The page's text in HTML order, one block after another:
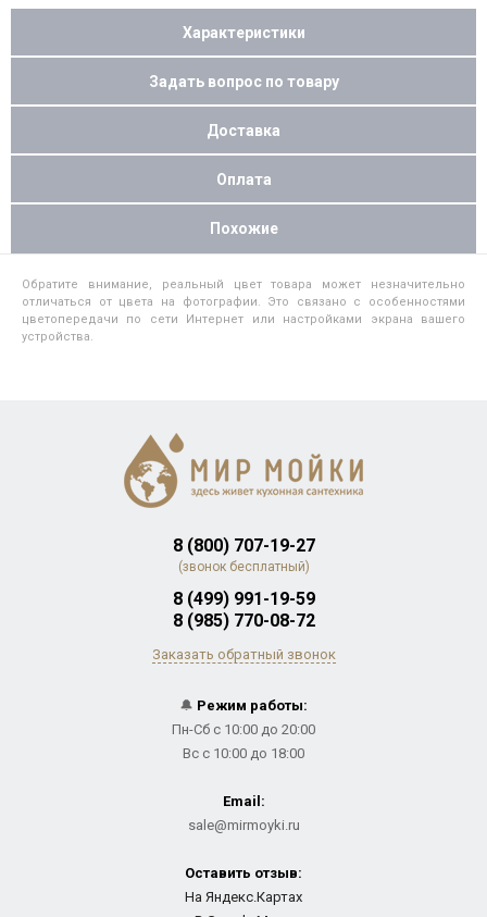
Характеристики
Задать вопрос по товару
Доставка
Оплата
Похожие
Обратите внимание, реальный цвет товара может незначительно
отличаться от цвета на фотографии. Это связано с особенностями
цветопередачи по сети Интернет или настройками экрана вашего
устройства.
8 (800) 707-19-27
(звонок бесплатный)
8 (499) 991-19-59
8 (985) 770-08-72
Заказать обратный звонок
🔔 Режим работы:
Пн-Сб с 10:00 до 20:00
Вс с 10:00 до 18:00
Email:
sale@mirmoyki.ru
Оставить отзыв:
На Яндекс.Картах